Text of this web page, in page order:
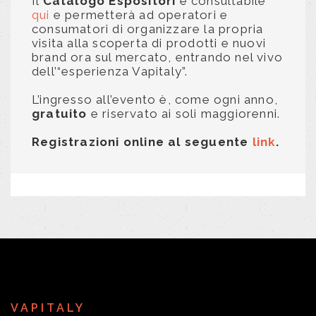
qui e permetterà ad operatori e
consumatori di organizzare la propria
visita alla scoperta di prodotti e nuovi
brand ora sul mercato, entrando nel vivo
dell’“esperienza Vapitaly”.
L’ingresso all’evento è, come ogni anno,
gratuito e riservato ai soli maggiorenni.
Registrazioni online al seguente link.
VAPITALY